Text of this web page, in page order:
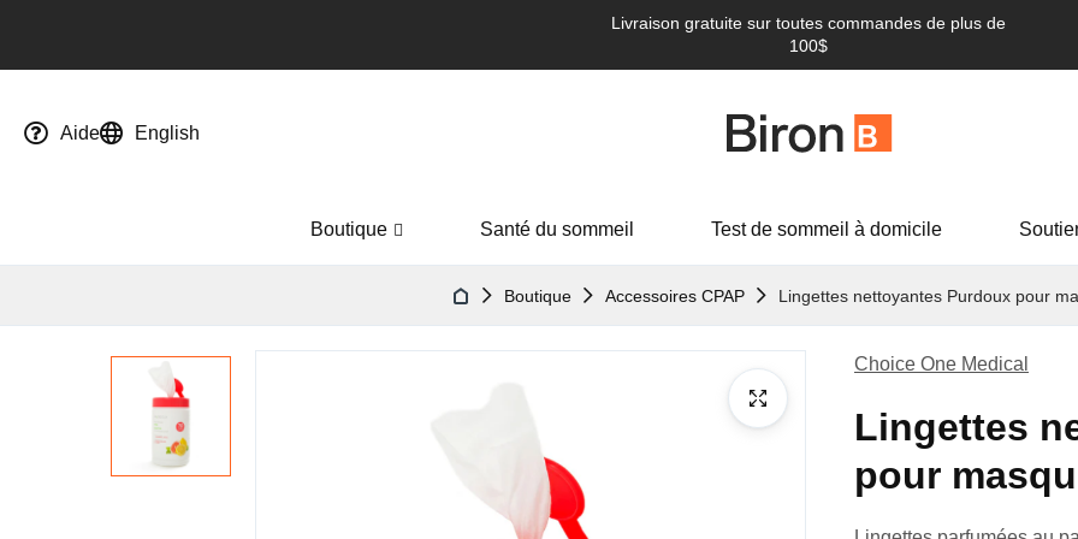
Livraison gratuite sur toutes commandes de plus de
100$
Aide English
Boutique Santé du sommeil Test de sommeil à domicile
Boutique Accessoires CPAP Lingettes nettoyantes Purdoux pour
Passer
de
Choice One Medical
Lingettes
pour